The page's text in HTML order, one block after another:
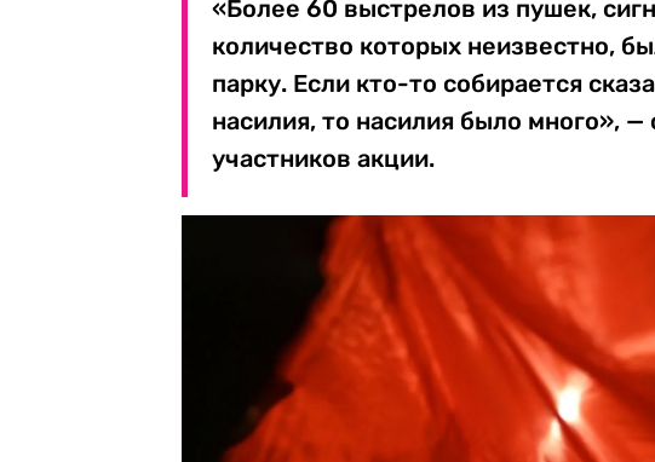
«Более 60 выстрелов из пушек,
количество которых неизвестно,
парку. Если кто-то собирается
насилия, то насилия было много»,
участников акции.